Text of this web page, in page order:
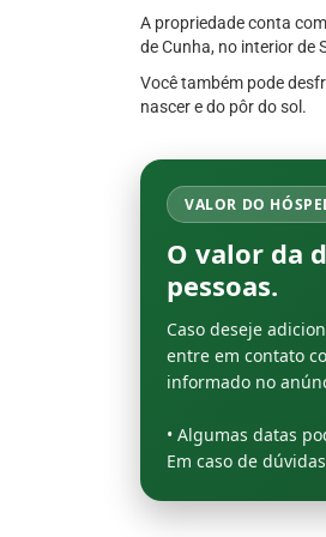
A propriedade conta
de Cunha, no interior de
Você também pode
nascer e do pôr do sol.
VALOR DO
O valor da
pessoas.
Caso deseje
entre em contato
informado no
• Algumas datas
Em caso de